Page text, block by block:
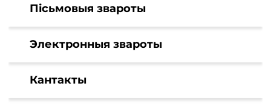
Пісьмовыя звароты
Электронныя звароты
Кантакты